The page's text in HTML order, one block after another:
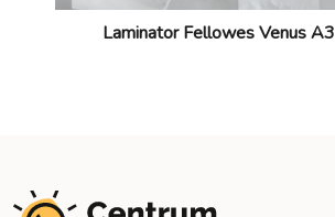
Laminator Fellowes Venus A3